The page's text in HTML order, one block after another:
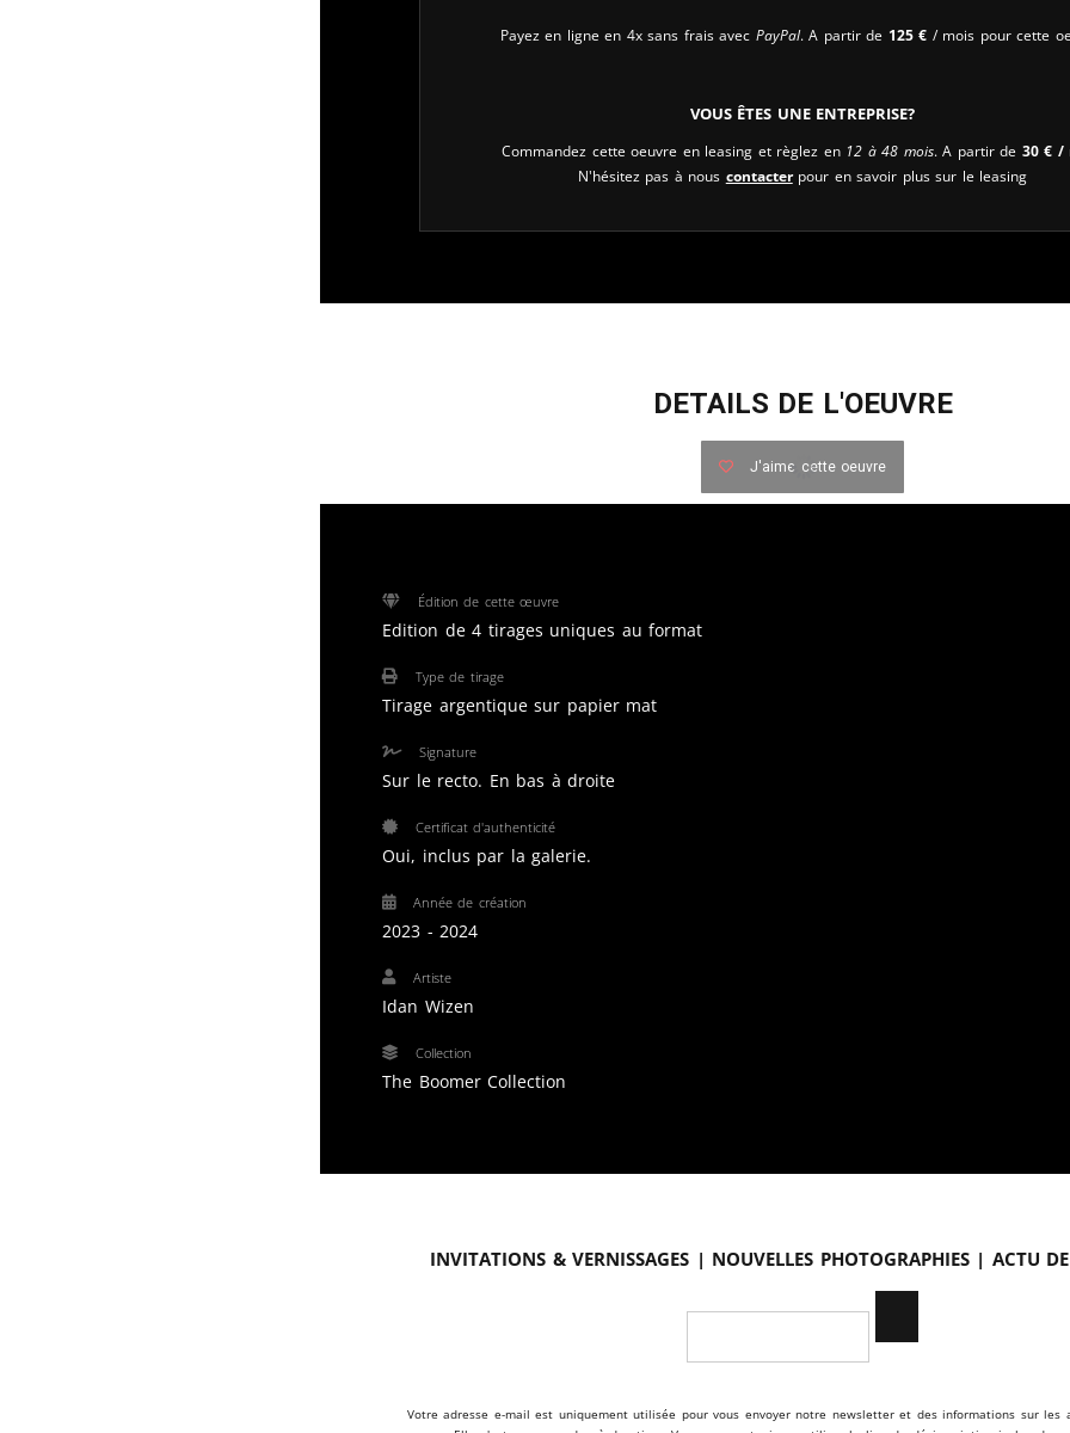
Payez en ligne en 4x sans frais avec PayPal. A partir de 125 € / mois pour cette
Vous êtes une entreprise?
Commandez cette oeuvre en leasing et règlez en 12 à 48 mois. A partir de 30 € /
N'hésitez pas à nous contacterpour en savoir plus sur le leasing
DETAILS DE L'OEUVRE
J'aime cette oeuvre
Édition de cette œuvre
Edition de 4 tirages uniques au format
Type de tirage
Tirage argentique sur papier mat
Signature
Sur le recto. En bas à droite
Certificat d'authenticité
Oui, inclus par la galerie.
Année de création
2023 - 2024
Artiste
Idan Wizen
Collection
The Boomer Collection
Invitations & vernissages | Nouvelles photographies | Actu
Votre adresse e-mail est uniquement utilisée pour vous envoyer notre newsletter et des informations sur les